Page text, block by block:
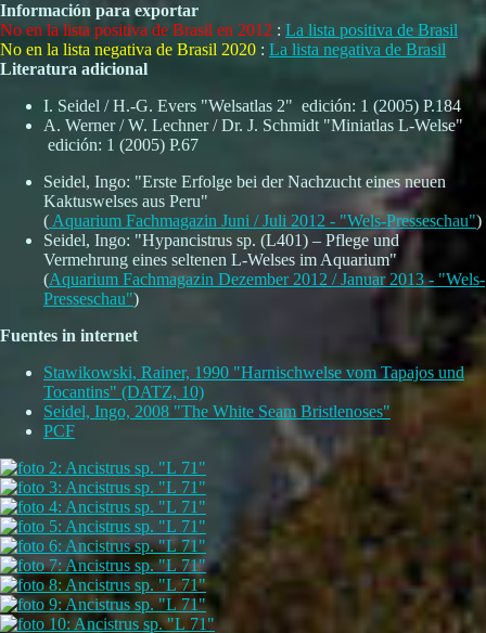
Información para exportar
No en la lista positiva de Brasil en 2012 : La lista positiva de Brasil
No en la lista negativa de Brasil 2020 : La lista negativa de Brasil
Literatura adicional
I. Seidel / H.-G. Evers "Welsatlas 2" edición: 1 (2005) P.184
A. Werner / W. Lechner / Dr. J. Schmidt "Miniatlas L-Welse"
edición: 1 (2005) P.67
Seidel, Ingo: "Erste Erfolge bei der Nachzucht eines neuen
Kaktuswelses aus Peru"
( Aquarium Fachmagazin Juni / Juli 2012 - "Wels-Presseschau")
Seidel, Ingo: "Hypancistrus sp. (L401) – Pflege und
Vermehrung eines seltenen L-Welses im Aquarium"
(Aquarium Fachmagazin Dezember 2012 / Januar 2013 - "Wels-
Presseschau")
Fuentes in internet
Stawikowski, Rainer, 1990 "Harnischwelse vom Tapajos und
Tocantins" (DATZ, 10)
Seidel, Ingo, 2008 "The White Seam Bristlenoses"
PCF